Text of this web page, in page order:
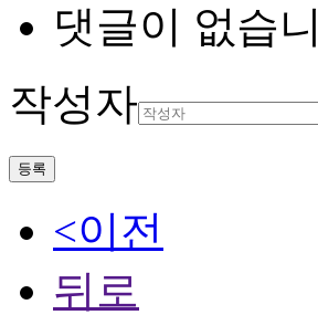
댓글이 없습
작성자
등록
<이전
뒤로